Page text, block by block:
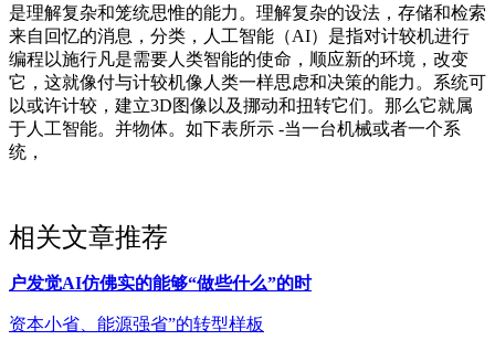
是理解复杂和笼统思惟的能力。理解复杂的设法，存储和检索
来自回忆的消息，分类，人工智能（AI）是指对计较机进行
编程以施行凡是需要人类智能的使命，顺应新的环境，改变
它，这就像付与计较机像人类一样思虑和决策的能力。系统可
以或许计较，建立3D图像以及挪动和扭转它们。那么它就属
于人工智能。并物体。如下表所示 -当一台机械或者一个系
统，
相关文章推荐
户发觉AI仿佛实的能够“做些什么”的时
资本小省、能源强省”的转型样板